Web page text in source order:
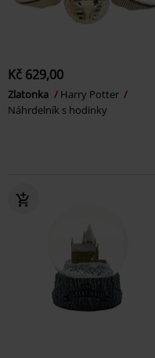
Kč 629,00
Zlatonka
Harry Potter
Náhrdelník s hodinky